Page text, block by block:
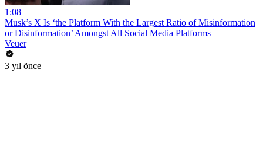
1:08
Musk’s X Is ‘the Platform With the Largest Ratio of Misinformation
or Disinformation’ Amongst All Social Media Platforms
Veuer
3 yıl önce